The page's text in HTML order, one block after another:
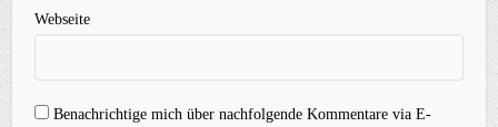
Webseite
Benachrichtige mich über nachfolgende Kommentare via E-